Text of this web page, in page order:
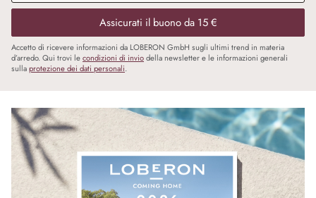
Assicurati il buono da 15 €
Accetto di ricevere informazioni da LOBERON GmbH sugli ultimi trend in materia
d’arredo. Qui trovi lecondizioni di inviodella newsletter e le informazioni generali
sullaprotezione dei dati personali.